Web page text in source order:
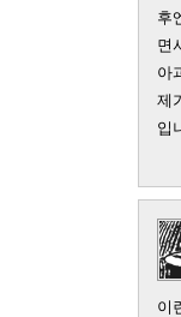
후
면
아
제
입
이